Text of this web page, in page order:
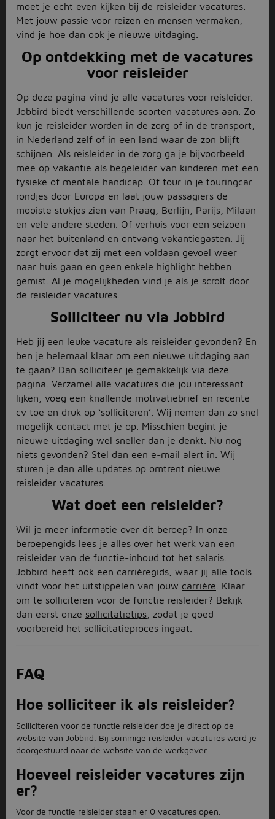
moet je echt even kijken bij de reisleider vacatures.
Met jouw passie voor reizen en mensen vermaken,
vind je hoe dan ook je nieuwe uitdaging.
Op ontdekking met de vacatures
voor reisleider
Op deze pagina vind je alle vacatures voor reisleider.
Jobbird biedt verschillende soorten vacatures aan. Zo
kun je reisleider worden in de zorg of in de transport,
in Nederland zelf of in een land waar de zon blijft
schijnen. Als reisleider in de zorg ga je bijvoorbeeld
mee op vakantie als begeleider van kinderen met een
fysieke of mentale handicap. Of tour in je touringcar
rondjes door Europa en laat jouw passagiers de
mooiste stukjes zien van Praag, Berlijn, Parijs, Milaan
en vele andere steden. Of verhuis voor een seizoen
naar het buitenland en ontvang vakantiegasten. Jij
zorgt ervoor dat zij met een voldaan gevoel weer
naar huis gaan en geen enkele highlight hebben
gemist. Al je mogelijkheden vind je als je scrolt door
de reisleider vacatures.
Solliciteer nu via Jobbird
Heb jij een leuke vacature als reisleider gevonden? En
ben je helemaal klaar om een nieuwe uitdaging aan
te gaan? Dan solliciteer je gemakkelijk via deze
pagina. Verzamel alle vacatures die jou interessant
lijken, voeg een knallende motivatiebrief en recente
cv toe en druk op ‘solliciteren’. Wij nemen dan zo snel
mogelijk contact met je op. Misschien begint je
nieuwe uitdaging wel sneller dan je denkt. Nu nog
niets gevonden? Stel dan een e-mail alert in. Wij
sturen je dan alle updates op omtrent nieuwe
reisleider vacatures.
Wat doet een reisleider?
Wil je meer informatie over dit beroep? In onze
beroepengids lees je alles over het werk van een
reisleider van de functie-inhoud tot het salaris.
Jobbird heeft ook een carrièregids , waar jij alle tools
vindt voor het uitstippelen van jouw carrière . Klaar
om te solliciteren voor de functie reisleider? Bekijk
dan eerst onze sollicitatietips , zodat je goed
voorbereid het sollicitatieproces ingaat.
FAQ
Hoe solliciteer ik als reisleider?
Solliciteren voor de functie reisleider doe je direct op de
website van Jobbird. Bij sommige reisleider vacatures word je
doorgestuurd naar de website van de werkgever.
Hoeveel reisleider vacatures zijn
er?
Voor de functie reisleider staan er 0 vacatures open.